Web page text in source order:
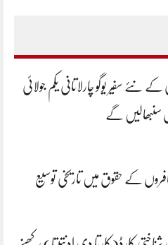
کے نئے سفیر یوگو چارلاتانی یکم جولائی
سنبھالیں گے
کے حقوق میں تاریخی توسیع